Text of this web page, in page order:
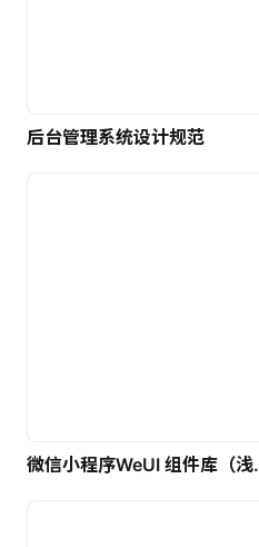
后台管理系统设计规范
微信小程序